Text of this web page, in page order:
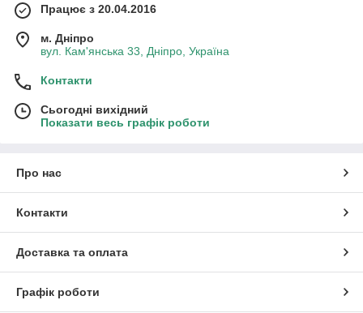
Працює з 20.04.2016
м. Дніпро
вул. Кам'янська 33, Дніпро, Україна
Контакти
Сьогодні вихідний
Показати весь графік роботи
Про нас
Контакти
Доставка та оплата
Графік роботи